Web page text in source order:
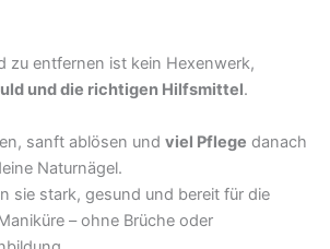
zu entfernen ist kein Hexenwerk,
und die richtigen Hilfsmittel.
sanft ablösen und viel Pflege danach
Naturnägel.
sie stark, gesund und bereit für die
– ohne Brüche oder